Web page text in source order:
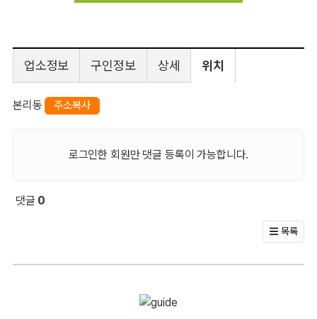
업소정보 구인정보 상세 위치
본리동 주소복사
로그인한 회원만 댓글 등록이 가능합니다.
댓글 0
목록